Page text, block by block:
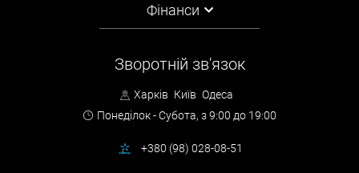
Фінанси
Зворотній зв'язок
Харків Київ Одеса
Понеділок - Субота, з 9:00 до 19:00
+380 (98) 028-08-51